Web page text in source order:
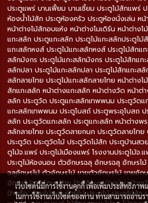
ประตูแพร่ บานเฟี้ยม บานเซี้ยม ประตูไม้สักแพร่
ห้องน้ำไม้สัก ประตูห้องครัว ประตูห้องนั่งเล่น หน้
หน้าต่างไม้สักอบแห้ง หน้าต่างโมเดิร์น หน้าต่างไ
แกะสลัก ประตูแกะสลัก ประตูไม้แกะสลักประตูไ
แกะสลักหงส์ ประตูไม้แกะสลักหงส์ ประตูไม้สักแ
สลักมังกร ประตูไม้แกะสลักมังกร ประตูไม้สักแก
สลักปลา ประตูไม้แกะสลักปลา ประตูไม้สักแกะสลั
สลักลายไทย ประตูไม้แกะสลักลายไทย หน้าต่างไ
สักแกะสลัก หน้าต่างแกะสลัก หน้าต่างวัด หน้าต่
สลัก ประตูวัด ประตูแกะสลักเทพพนม ประตูวัดแ
แกะสลักเทพพนม ประตูโบสถ์ ประตูพระอุโบสถ ป
สลัก ประตูวัดแกะสลัก ประตูแกะสลัก หน้าต่างพ
สลักลายไทย ประตูวัดลายกนก ประตูวัดลายไท
ประตูวัด ประตูวัดไม้ ประตูวัดไม้สัก ประตูบ้านสว
ตูไม้จ.แพร่ ประตูไม้เมืองแพร่ โรงงานประตูไม้จ.
ประตูไม้ห้องนอน ตัวอักษรฉลุ อักษรฉลุ อักษรไ
ฉลุอักษรไม้ ตัวอักษรไม้ ขายตัวอักษรไม้ ขายอัก
อักษรไม้ฉลุ อักษรป้าย ป้ายอักษร ป้ายบ้าน ป้ายบ้
ป้ายชื่อ ป้ายไม้ แผ่นป้ายไม้ ประตูไม้ ประตูไม้สัก
เว็บไซต์นี้มีการใช้งานคุกกี้ เพื่อเพิ่มประสิทธิภา
ในการใช้งานเว็บไซต์ของท่าน ท่านสามารถอ่านร